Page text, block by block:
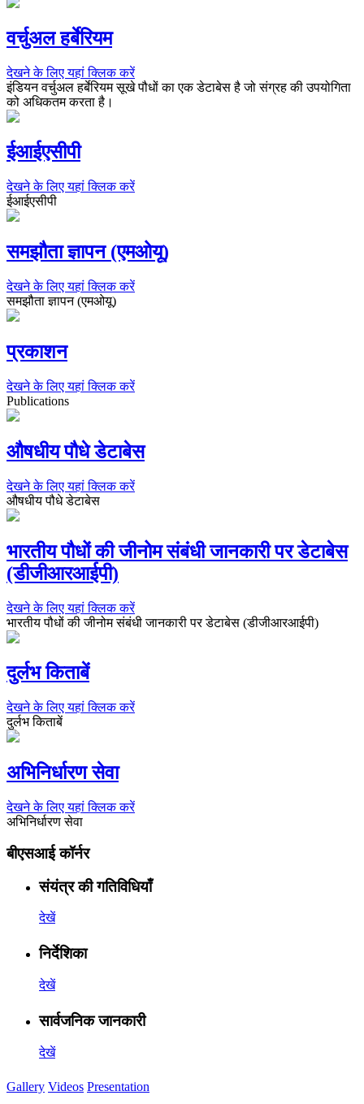
वर्चुअल हर्बेरियम
देखने के लिए यहां क्लिक करें
इंडियन वर्चुअल हर्बेरियम सूखे पौधों का एक डेटाबेस है जो संग्रह की उपयोगिता
को अधिकतम करता है।
ईआईएसीपी
देखने के लिए यहां क्लिक करें
ईआईएसीपी
समझौता ज्ञापन (एमओयू)
देखने के लिए यहां क्लिक करें
समझौता ज्ञापन (एमओयू)
प्रकाशन
देखने के लिए यहां क्लिक करें
Publications
औषधीय पौधे डेटाबेस
देखने के लिए यहां क्लिक करें
औषधीय पौधे डेटाबेस
भारतीय पौधों की जीनोम संबंधी जानकारी पर डेटाबेस
(डीजीआरआईपी)
देखने के लिए यहां क्लिक करें
भारतीय पौधों की जीनोम संबंधी जानकारी पर डेटाबेस (डीजीआरआईपी)
दुर्लभ किताबें
देखने के लिए यहां क्लिक करें
दुर्लभ किताबें
अभिनिर्धारण सेवा
देखने के लिए यहां क्लिक करें
अभिनिर्धारण सेवा
बीएसआई कॉर्नर
संयंत्र की गतिविधियाँ
देखें
निर्देशिका
देखें
सार्वजनिक जानकारी
देखें
Gallery Videos Presentation